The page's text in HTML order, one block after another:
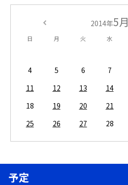
2014年5月
日 月 火 水
4
5 6 7
11
12 13 14
18
19 20 21
25
26 27 28
予定